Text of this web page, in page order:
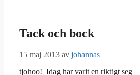
Tack och bock
15 maj 2013 av johannas
tjohoo! Idag har varit en riktigt seg